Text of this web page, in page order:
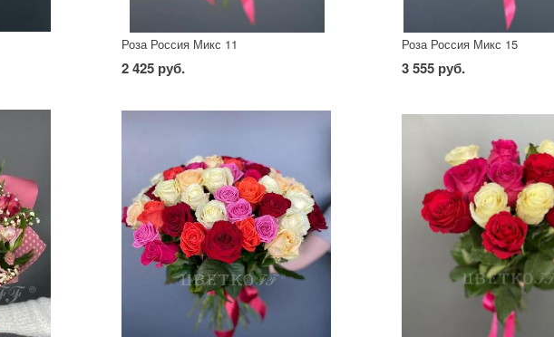
Роза Россия Микс 11
2 425 руб.
Роза Россия Микс 15
3 555 руб.